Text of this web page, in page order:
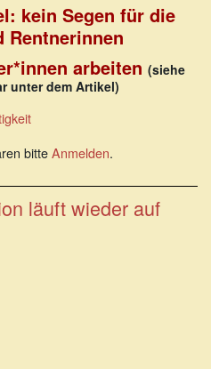
kein Segen für die
Rentnerinnen
arbeiten (siehe
unter dem Artikel)
bitteAnmelden.
läuft wieder auf